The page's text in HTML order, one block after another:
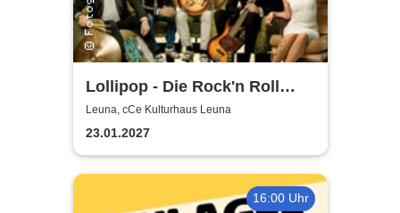
Lollipop - Die Rock'n Roll
Show - präsentiert von der
Wirtschaftswunder-Band
Leuna, cCe Kulturhaus Leuna
23.01.2027
16:00 Uhr